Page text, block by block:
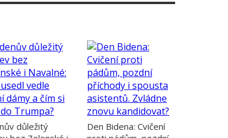
důležitý
Den Bidena: Cvičení